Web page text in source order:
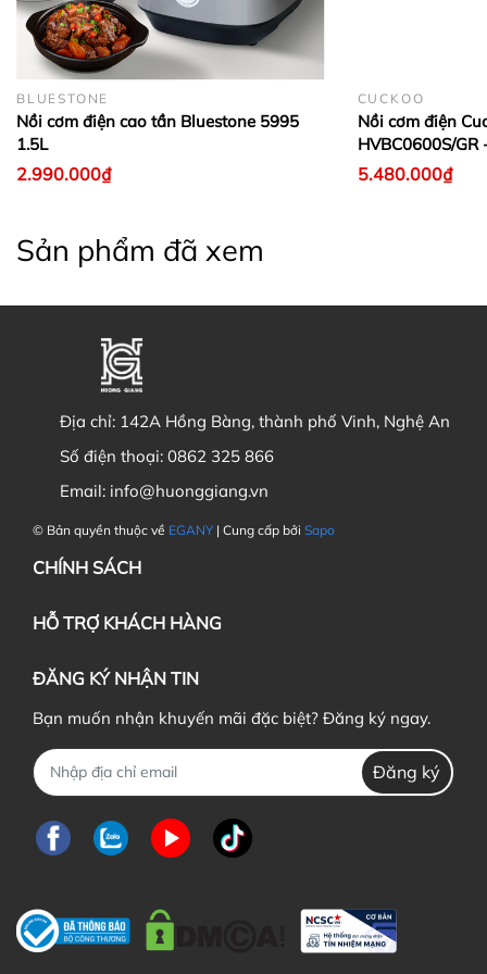
BLUESTONE
Nồi cơm điện cao tần Bluestone 5995
1.5L
2.990.000₫
CUCKOO
Nồi cơm điện
HVBC0600S/GR
5.480.000₫
Sản phẩm đã xem
Địa chỉ: 142A Hồng Bàng, thành phố Vinh, Nghệ An
Số điện thoại: 0862 325 866
Email: info@huonggiang.vn
© Bản quyền thuộc về EGANY | Cung cấp bởi Sapo
CHÍNH SÁCH
HỖ TRỢ KHÁCH HÀNG
ĐĂNG KÝ NHẬN TIN
Bạn muốn nhận khuyến mãi đặc biệt? Đăng ký ngay.
Đăng ký